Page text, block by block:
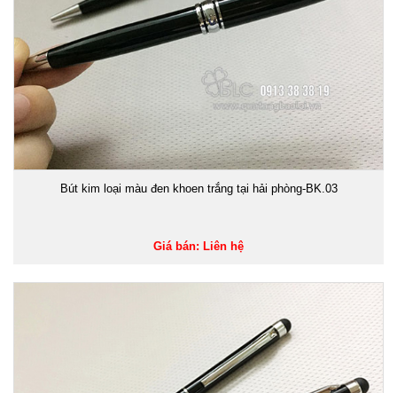
Bút kim loại màu đen khoen trắng tại hải phòng-BK.03
Giá bán: Liên hệ